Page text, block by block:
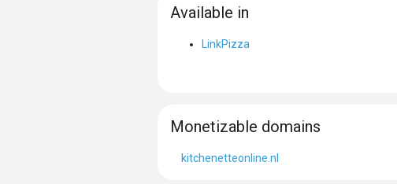
Available in
LinkPizza
Monetizable domains
kitchenetteonline.nl